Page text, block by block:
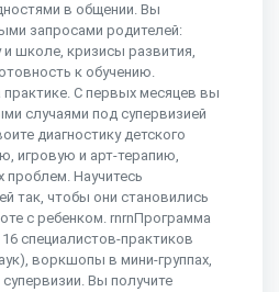
в общении. Вы
запросами родителей:
и школе, кризисы развития,
к обучению.
практике. С первых месяцев вы
случаями под супервизией
диагностику детского
игровую и арт-терапию,
проблем. Научитесь
так, чтобы они становились
с ребенком. rnrnПрограмма
специалистов-практиков
воркшопы в мини-группах,
Вы получите